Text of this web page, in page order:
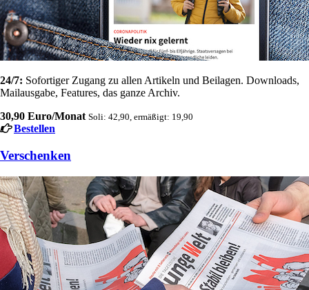
24/7: Sofortiger Zugang zu allen Artikeln und Beilagen. Downloads,
Mailausgabe, Features, das ganze Archiv.
30,90 Euro/Monat Soli: 42,90, ermäßigt: 19,90
Bestellen
Verschenken